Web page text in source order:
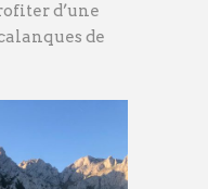
d’une
de